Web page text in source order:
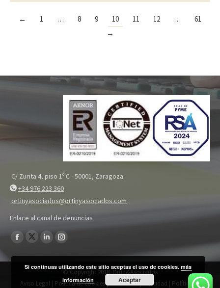
← 1 … 8 9 10 11 12 …
61
→
C/ Zurita 4, piso 1º C - 50001, Zaragoza
+34 976 223 360
ortinyasociados@ortinyasociados.com
Enlace al canal de denuncias
Encuéntranos en:
Facebook
page
opens
in
Twitter
page
opens
in
Linkedin
page
opens
in
Instagram
page
opens
in
© Copyright 2018. Ortin&Asociados
Aviso Legal
Política de cookies|Política de privacidad Política de
Si continuas utilizando este sitio aceptas el uso de cookies.más
información
Aceptar